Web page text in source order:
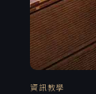
資訊教學